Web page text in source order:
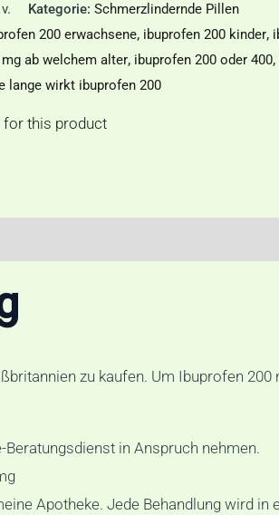
Kategorie: Schmerzlindernde Pillen
200 erwachsene, ibuprofen 200 kinder,
ab welchem alter, ibuprofen 200 oder 400,
lange wirkt ibuprofen 200
for this product
zu kaufen. Um Ibuprofen 200
in Anspruch nehmen.
Apotheke. Jede Behandlung wird in